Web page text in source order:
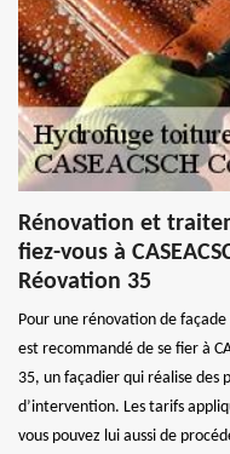
Rénovation et
fiez-vous à
Réovation 35
Pour une rénovation de façade
est recommandé de se fier à
35, un façadier qui réalise des
d’intervention. Les tarifs
vous pouvez lui aussi de